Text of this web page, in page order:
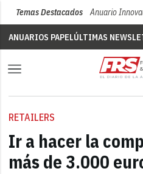
Temas Destacados Anuario
ANUARIOS PAPELÚLTIMAS
RETAILERS
Ir a hacer la
más de 3.000